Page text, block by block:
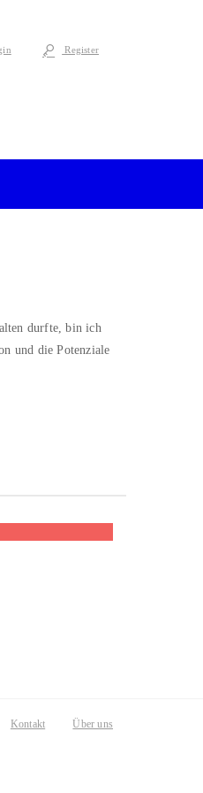
Register
durfte, bin ich
und die Potenziale
Kontakt Über uns